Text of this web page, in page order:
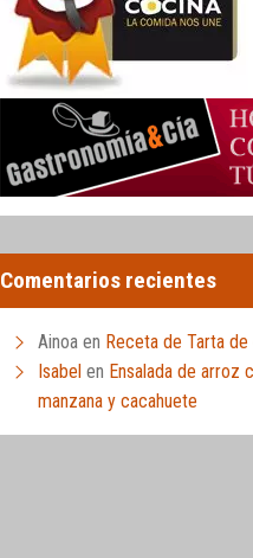
Comentarios recientes
Ainoa en Receta de Tarta de
Isabel en Ensalada de arroz
manzana y cacahuete